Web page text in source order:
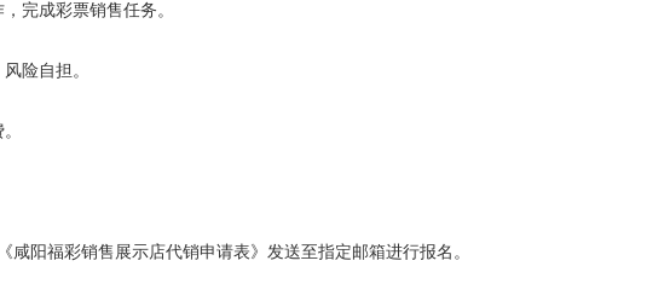
完成彩票销售任务。
险自担。
阳福彩销售展示店代销申请表》发送至指定邮箱进行报名。